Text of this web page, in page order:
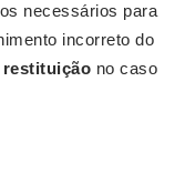
necessários para
incorreto do
restituição no caso